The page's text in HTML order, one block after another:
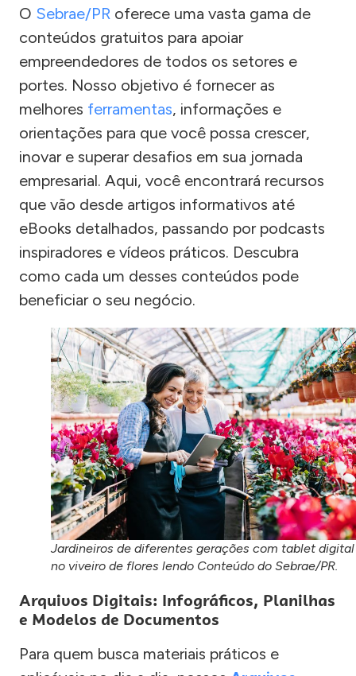
O Sebrae/PR oferece uma vasta gama de
conteúdos gratuitos para apoiar
empreendedores de todos os setores e
portes. Nosso objetivo é fornecer as
melhores ferramentas, informações e
orientações para que você possa crescer,
inovar e superar desafios em sua jornada
empresarial. Aqui, você encontrará recursos
que vão desde artigos informativos até
eBooks detalhados, passando por podcasts
inspiradores e vídeos práticos. Descubra
como cada um desses conteúdos pode
beneficiar o seu negócio.
Jardineiros de diferentes gerações com tablet digital
no viveiro de flores lendo Conteúdo do Sebrae/PR.
Arquivos Digitais: Infográficos, Planilhas
e Modelos de Documentos
Para quem busca materiais práticos e